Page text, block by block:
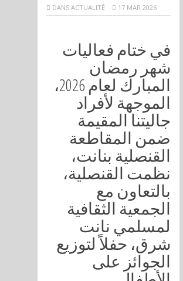
DANS ACTUALITÉ 17 MAR 2026
في ختام فعاليات
شهر رمضان
المبارك لعام 2026،
الموجهة لأفراد
جاليتنا المقيمة
ضمن المقاطعة
القنصلية بنانت،
نظمت القنصلية،
بالتعاون مع
الجمعية الثقافية
لمسلمي نانت
شرق، حفلاً لتوزيع
الجوائز على